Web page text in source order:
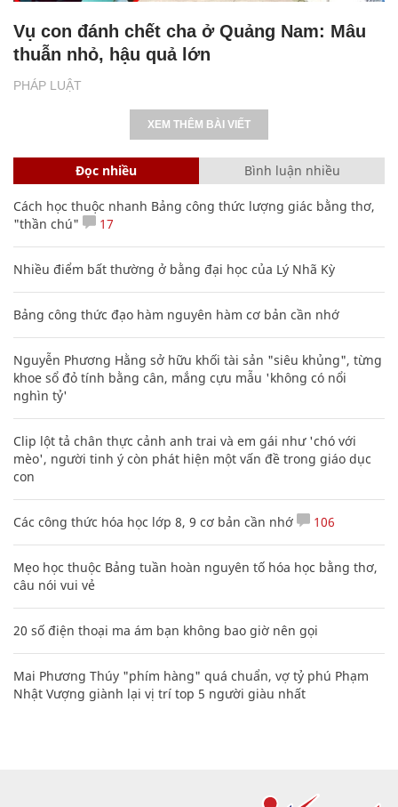
PHÁP LUẬT
Vụ con đánh chết cha ở Quảng Nam: Mâu
thuẫn nhỏ, hậu quả lớn
XEM THÊM BÀI VIẾT
Đọc nhiều Bình luận nhiều
Cách học thuộc nhanh Bảng công thức lượng giác bằng thơ,
"thần chú"
17
Nhiều điểm bất thường ở bằng đại học của Lý Nhã Kỳ
Bảng công thức đạo hàm nguyên hàm cơ bản cần nhớ
Nguyễn Phương Hằng sở hữu khối tài sản "siêu khủng", từng
khoe sổ đỏ tính bằng cân, mắng cựu mẫu 'không có nổi
nghìn tỷ'
Clip lột tả chân thực cảnh anh trai và em gái như 'chó với
mèo', người tinh ý còn phát hiện một vấn đề trong giáo dục
con
Các công thức hóa học lớp 8, 9 cơ bản cần nhớ 106
Mẹo học thuộc Bảng tuần hoàn nguyên tố hóa học bằng thơ,
câu nói vui vẻ
20 số điện thoại ma ám bạn không bao giờ nên gọi
Mai Phương Thúy "phím hàng" quá chuẩn, vợ tỷ phú Phạm
Nhật Vượng giành lại vị trí top 5 người giàu nhất